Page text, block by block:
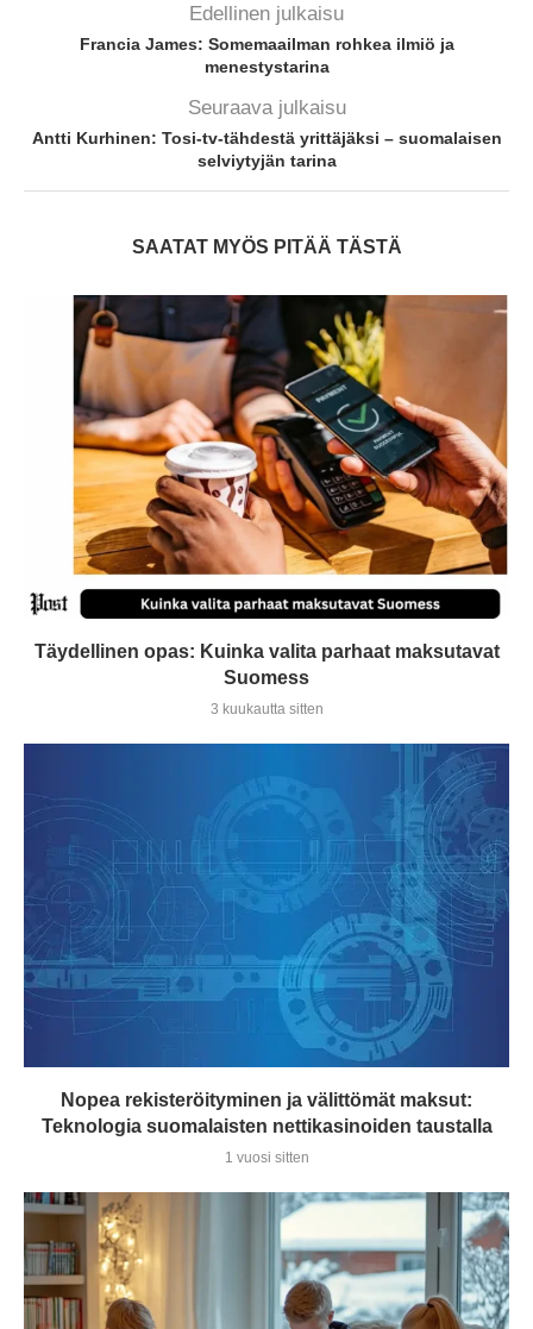
Edellinen julkaisu
Francia James: Somemaailman rohkea ilmiö ja
menestystarina
Seuraava julkaisu
Antti Kurhinen: Tosi-tv-tähdestä yrittäjäksi – suomalaisen
selviytyjän tarina
SAATAT MYÖS PITÄÄ TÄSTÄ
Täydellinen opas: Kuinka valita parhaat maksutavat
Suomess
3 kuukautta sitten
Nopea rekisteröityminen ja välittömät maksut:
Teknologia suomalaisten nettikasinoiden taustalla
1 vuosi sitten